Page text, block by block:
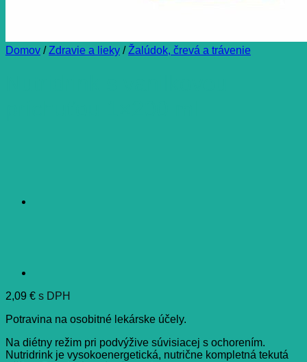
Domov / Zdravie a lieky / Žalúdok, črevá a trávenie
2,09 € s DPH
Potravina na osobitné lekárske účely.
Na diétny režim pri podvýžive súvisiacej s ochorením.
Nutridrink je vysokoenergetická, nutrične kompletná tekutá